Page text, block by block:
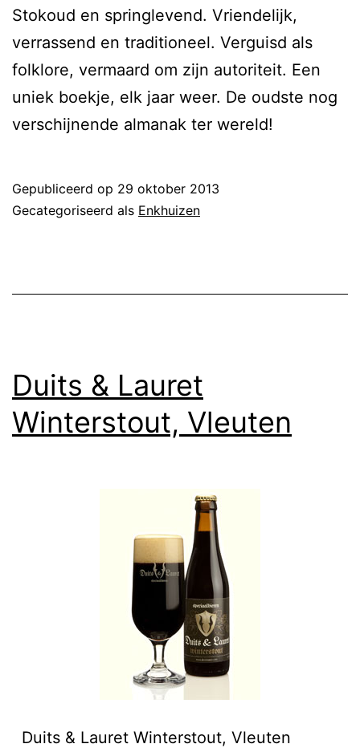
Stokoud en springlevend. Vriendelijk,
verrassend en traditioneel. Verguisd als
folklore, vermaard om zijn autoriteit. Een
uniek boekje, elk jaar weer. De oudste nog
verschijnende almanak ter wereld!
Gepubliceerd op 29 oktober 2013
Gecategoriseerd als Enkhuizen
Duits & Lauret
Winterstout, Vleuten
Duits & Lauret Winterstout, Vleuten